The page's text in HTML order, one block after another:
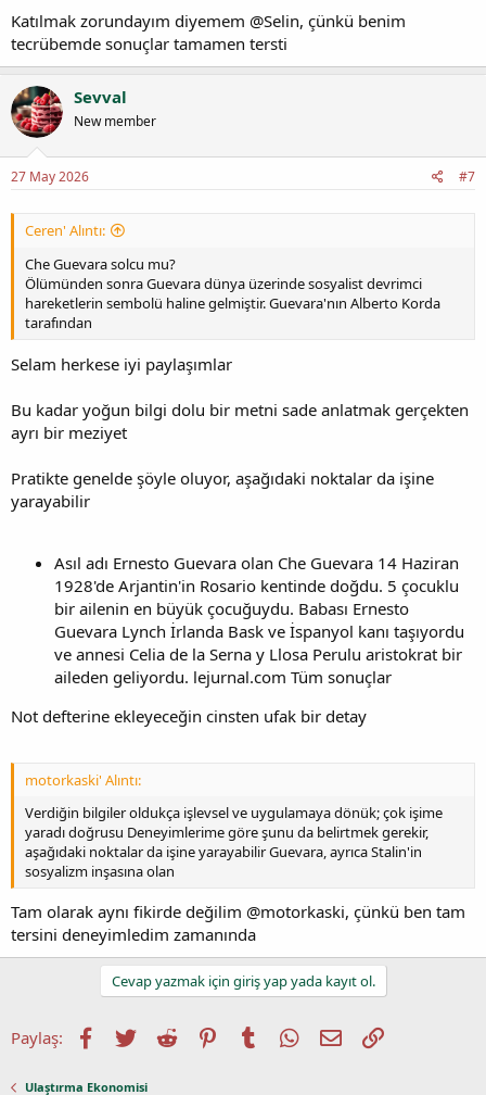
Katılmak zorundayım diyemem @Selin, çünkü benim
tecrübemde sonuçlar tamamen tersti
Sevval
New member
27 May 2026 #7
Ceren' Alıntı:
Che Guevara solcu mu?
Ölümünden sonra Guevara dünya üzerinde sosyalist devrimci
hareketlerin sembolü haline gelmiştir. Guevara'nın Alberto Korda
tarafından
Selam herkese iyi paylaşımlar
Bu kadar yoğun bilgi dolu bir metni sade anlatmak gerçekten
ayrı bir meziyet
Pratikte genelde şöyle oluyor, aşağıdaki noktalar da işine
yarayabilir
Asıl adı Ernesto Guevara olan Che Guevara 14 Haziran
1928'de Arjantin'in Rosario kentinde doğdu. 5 çocuklu
bir ailenin en büyük çocuğuydu. Babası Ernesto
Guevara Lynch İrlanda Bask ve İspanyol kanı taşıyordu
ve annesi Celia de la Serna y Llosa Perulu aristokrat bir
aileden geliyordu. lejurnal.com Tüm sonuçlar
Not defterine ekleyeceğin cinsten ufak bir detay
motorkaski' Alıntı:
Verdiğin bilgiler oldukça işlevsel ve uygulamaya dönük; çok işime
yaradı doğrusu Deneyimlerime göre şunu da belirtmek gerekir,
aşağıdaki noktalar da işine yarayabilir Guevara, ayrıca Stalin'in
sosyalizm inşasına olan
Tam olarak aynı fikirde değilim @motorkaski, çünkü ben tam
tersini deneyimledim zamanında
Cevap yazmak için giriş yap yada kayıt ol.
Paylaş: Facebook
TwitterReddit PinterestTumblrWhatsApp
E-postaLink
Ulaştırma Ekonomisi